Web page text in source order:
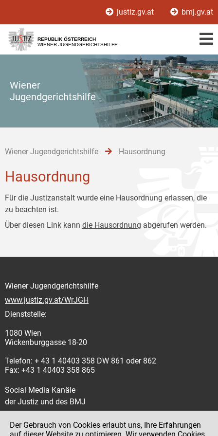
[1]
[2]
[3]
justiz.gv.at bmj.gv.at
REPUBLIK ÖSTERREICH
WIENER JUGENDGERICHTSHILFE
Wiener
Jugendgerichtshilfe
Wiener Jugendgerichtshilfe Hausordnung
Hausordnung
Für die Justizanstalt wurde eine Hausordnung erlassen, die
zu beachten ist.
Über diesen Link kann die Hausordnung abgerufen werden.
Wiener Jugendgerichtshilfe
www.justiz.gv.at/WrJGH
Dienststelle:
1080 Wien
Wickenburggasse 18-20
Telefon: + 43 1 40403 358 DW 861 oder 862
Fax: +43 1 40403 358 865
Social Media Kanäle
der Justiz und des BMJ
Der Gebrauch von Cookies erlaubt uns, Ihre Erfahrungen